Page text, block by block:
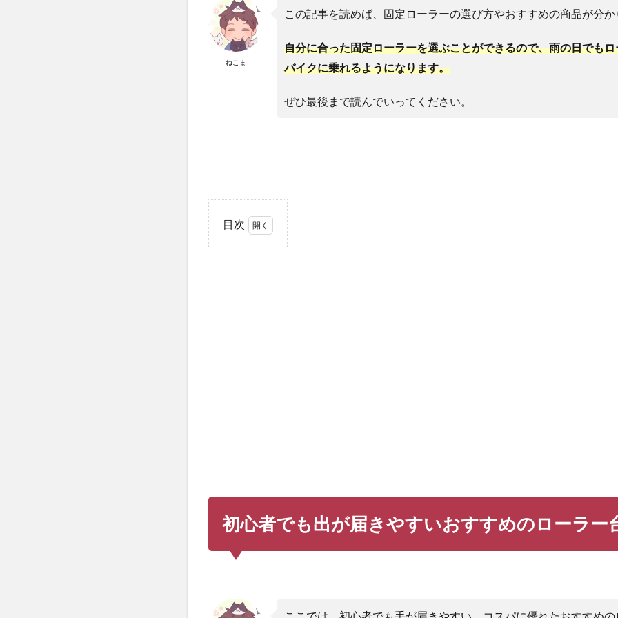
ねこま
この記事を読めば、固定ローラーの選び方やおすすめの商品が分か
自分に合った固定ローラーを選ぶことができるので、雨の日でもロ
バイクに乗れるようになります。
ぜひ最後まで読んでいってください。
目次
ー
ラ
ー
台6
1.1
初心者でも出が届きやすいおすすめのローラー
ここでは、初心者でも手が届きやすい、コスパに優れたおすすめの